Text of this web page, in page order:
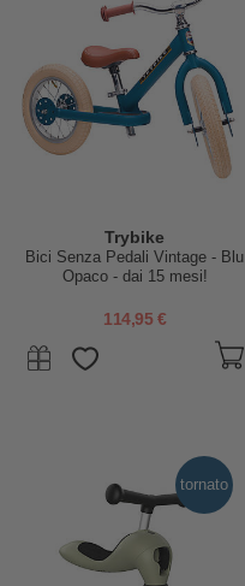
Trybike
Bici Senza Pedali Vintage - Blu
Opaco - dai 15 mesi!
114,95 €
tornato